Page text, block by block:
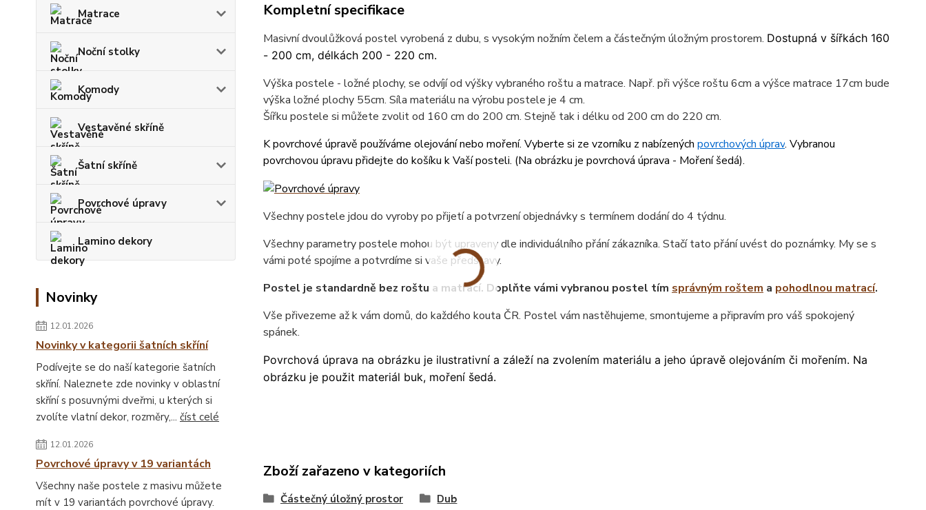
Matrace
Noční stolky
Komody
Vestavěné skříně
Šatní skříně
Povrchové úpravy
Lamino dekory
Novinky
12.01.2026
Novinky v kategorii šatních skříní
Podívejte se do naší kategorie šatních
skříní. Naleznete zde novinky v oblastní
skříní s posuvnými dveřmi, u kterých si
zvolíte vlatní dekor, rozměry,... číst celé
12.01.2026
Povrchové úpravy v 19 variantách
Všechny naše postele z masivu můžete
mít v 19 variantách povrchové úpravy.
Kompletní specifikace
Masivní dvoulůžková postel vyrobená z dubu, s vysokým nožním čelem a částečným úložným prostorem. Dostupná v šířkách 160
- 200 cm, délkách 200 - 220 cm.
Výška postele - ložné plochy, se odvíjí od výšky vybraného roštu a matrace. Např. při výšce roštu 6cm a výšce matrace 17cm bude
výška ložné plochy 55cm. Síla materiálu na výrobu postele je 4 cm.
Šířku postele si můžete zvolit od 160 cm do 200 cm. Stejně tak i délku od 200 cm do 220 cm.
K povrchové úpravě používáme olejování nebo moření. Vyberte si ze vzorníku z nabízených povrchových úprav. Vybranou
povrchovou úpravu přidejte do košíku k Vaší posteli. (Na obrázku je povrchová úprava - Moření šedá).
Všechny postele jdou do vyroby po přijetí a potvrzení objednávky s termínem dodání do 4 týdnu.
Všechny parametry postele mohou být upraveny dle individuálního přání zákazníka. Stačí tato přání uvést do poznámky. My se s
vámi poté spojíme a potvrdíme si vaše představy.
Postel je standardně bez roštu a matrací. Doplňte vámi vybranou postel tím správným roštem a pohodlnou matrací.
Vše přivezeme až k vám domů, do každého kouta ČR. Postel vám nastěhujeme, smontujeme a připravím pro váš spokojený
spánek.
Povrchová úprava na obrázku je ilustrativní a záleží na zvolením materiálu a jeho úpravě olejováním či mořením. Na
obrázku je použit materiál buk, moření šedá.
Zboží zařazeno v kategoriích
Částečný úložný prostor Dub